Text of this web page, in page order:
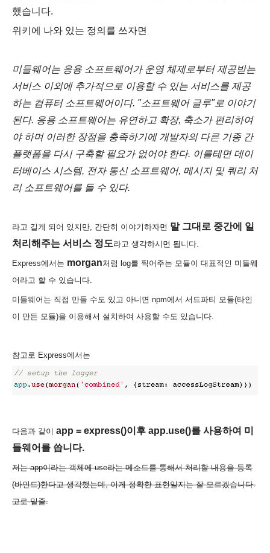
했습니다.
위키에 나와 있는 정의를 쓰자면
미들웨어는 응용 소프트웨어가 운영 체제로부터 제공받는
서비스 이외에 추가적으로 이용할 수 있는 서비스를 제공
하는 컴퓨터 소프트웨어이다. "소프트웨어 글루"로 이야기
된다. 응용 소프트웨어는 유연하고 확장, 축소가 편리하여
야 하며 이러한 장점을 충족하기에 개발자의 다른 기종 간
플랫폼을 다시 구축할 필요가 없어야 한다. 이를테면 데이
터베이스 시스템, 전자 통신 소프트웨어, 메시지 및 쿼리 처
리 소프트웨어를 들 수 있다.
라고 길게 되어 있지만, 간단히 이야기하자면 말 그대로 중간에 일
처리해주는 서비스 정도라고 생각하시면 됩니다.
Express에서는 morgan처럼 log를 찍어주는 모듈이 대표적인 미들웨
어라고 할 수 있습니다.
미들웨어는 직접 만들 수도 있고 아니면 npm에서 서드파티 모듈(타인
이 만든 모듈)을 이용해서 설치하여 사용할 수도 있습니다.
참고로 Express에서는
다음과 같이 app = express()이후 app.use()를 사용하여 미
들웨어를 씁니다.
저는 app이라는 객체에 use라는 메소드를 통해서 처리할 내용을 등록
(바인드)한다고 생각했는데, 이게 정확한 표현일지는 잘 모르겠습니다.
고로 밑줄.